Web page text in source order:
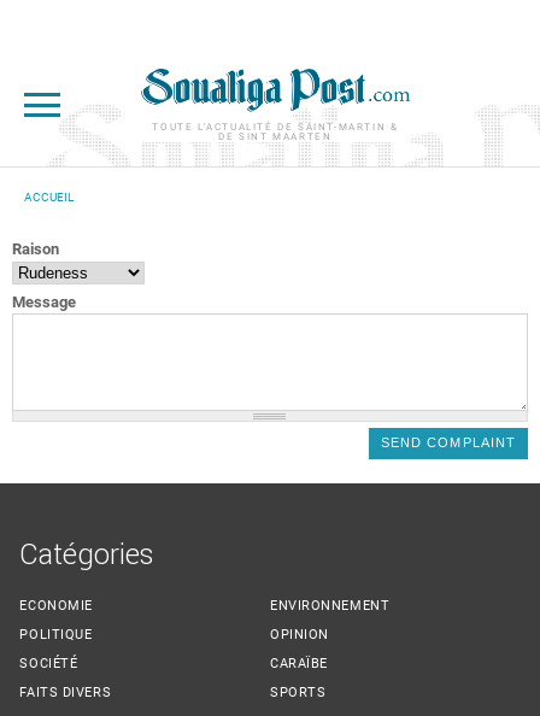
TOUTE L'ACTUALITÉ DE SAINT-MARTIN &
DE SINT MAARTEN
ACCUEIL
Raison
Message
Catégories
ECONOMIE
POLITIQUE
SOCIÉTÉ
FAITS DIVERS
ENVIRONNEMENT
OPINION
CARAÏBE
SPORTS